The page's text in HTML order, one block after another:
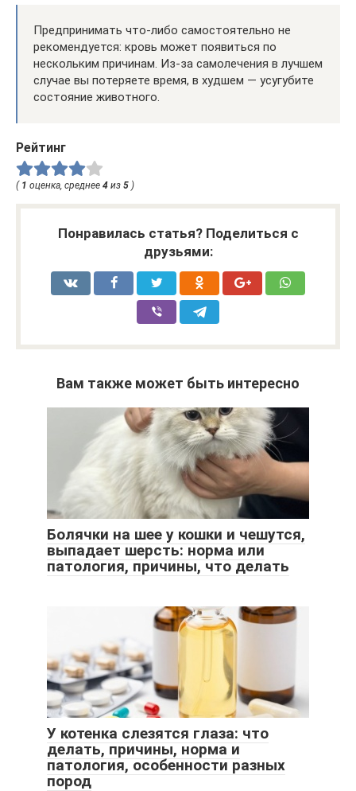
Предпринимать что-либо самостоятельно не
рекомендуется: кровь может появиться по
нескольким причинам. Из-за самолечения в лучшем
случае вы потеряете время, в худшем — усугубите
состояние животного.
Рейтинг
( 1 оценка, среднее 4 из 5 )
Понравилась статья? Поделиться с
друзьями:
Вам также может быть интересно
Болячки на шее у кошки и чешутся,
выпадает шерсть: норма или
патология, причины, что делать
У котенка слезятся глаза: что
делать, причины, норма и
патология, особенности разных
пород